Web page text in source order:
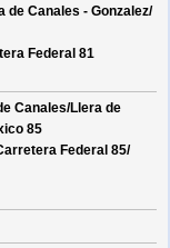
de Canales - Gonzalez/
Federal 81
Canales/Llera de
85
Federal 85/